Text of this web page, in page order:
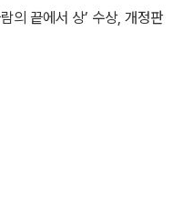
의 끝에서 상’ 수상, 개정판